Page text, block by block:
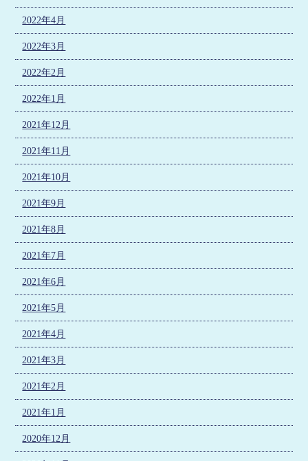
2022年4月
2022年3月
2022年2月
2022年1月
2021年12月
2021年11月
2021年10月
2021年9月
2021年8月
2021年7月
2021年6月
2021年5月
2021年4月
2021年3月
2021年2月
2021年1月
2020年12月